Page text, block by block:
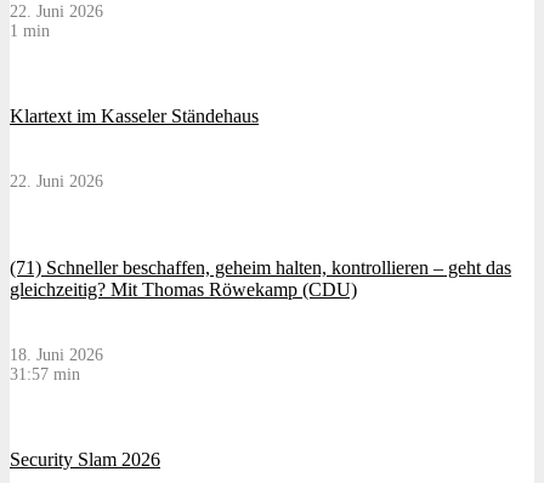
22. Juni 2026
1 min
Klartext im Kasseler Ständehaus
22. Juni 2026
(71) Schneller beschaffen, geheim halten, kontrollieren – geht das
gleichzeitig? Mit Thomas Röwekamp (CDU)
18. Juni 2026
31:57 min
Security Slam 2026